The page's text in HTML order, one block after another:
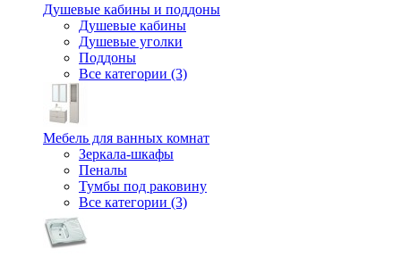
Душевые кабины и поддоны
Душевые кабины
Душевые уголки
Поддоны
Все категории (3)
Мебель для ванных комнат
Зеркала-шкафы
Пеналы
Тумбы под раковину
Все категории (3)